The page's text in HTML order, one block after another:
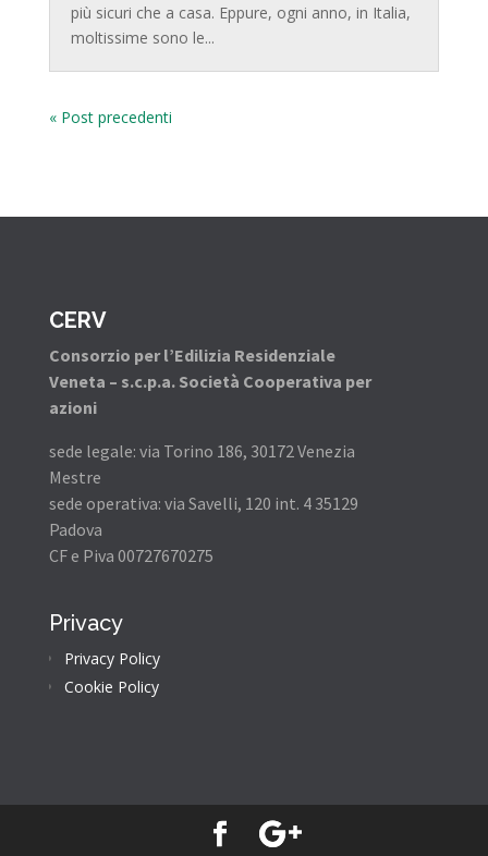
più sicuri che a casa. Eppure, ogni anno, in Italia,
moltissime sono le...
« Post precedenti
CERV
Consorzio per l’Edilizia Residenziale
Veneta – s.c.p.a. Società Cooperativa per
azioni
sede legale: via Torino 186, 30172 Venezia
Mestre
sede operativa: via Savelli, 120 int. 4 35129
Padova
CF e Piva 00727670275
Privacy
Privacy Policy
Cookie Policy